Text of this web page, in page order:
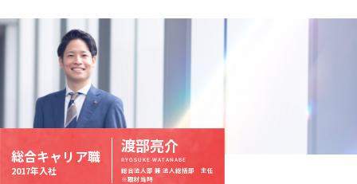
総合キャリア職
2017年入社
渡部亮介
RYOSUKE WATANABE
総合法人部 兼 法人総括部 主任
※取材当時